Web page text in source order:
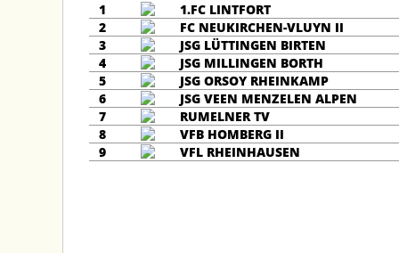
1
1.FC LINTFORT
2
FC NEUKIRCHEN-VLUYN II
3
JSG LÜTTINGEN BIRTEN
4
JSG MILLINGEN BORTH
5
JSG ORSOY RHEINKAMP
6
JSG VEEN MENZELEN ALPEN
7
RUMELNER TV
8
VFB HOMBERG II
9
VFL RHEINHAUSEN